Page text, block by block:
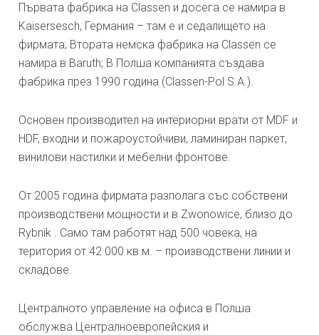
Първата фабрика на Classen и досега се намира в
Kaisersesch, Германия – там е и седалището на
фирмата; Втората немска фабрика на Classen се
намира в Baruth; В Полша компанията създава
фабрика през 1990 година (Classen-Pol S.A.).
Основен производител на интериорни врати от MDF и
HDF, входни и пожароустойчиви, ламиниран паркет,
винилови настилки и мебелни фронтове.
От 2005 година фирмата разполага със собствени
производствени мощности и в Zwonowice, близо до
Rybnik . Само там работят над 500 човека, на
територия от 42 000 кв.м. – производствени линии и
складове.
Централното управление на офиса в Полша
обслужва Централноевропейския и